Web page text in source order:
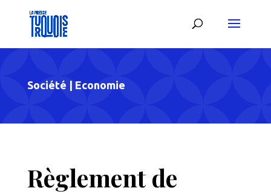
Société Economie
Règlement de